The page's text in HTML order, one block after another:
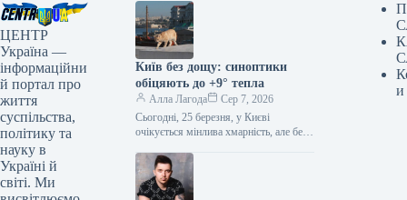
ЦЕНТР
Україна —
інформаційни
й портал про
життя
суспільства,
політику та
науку в
Україні й
світі. Ми
Київ без дощу: синоптики
обіцяють до +9° тепла
Алла Лагода
Сер 7, 2026
Сьогодні, 25 березня, у Києві
очікується мінлива хмарність, але без
сягатиме +9°. Сьогодні в Києві без…
и